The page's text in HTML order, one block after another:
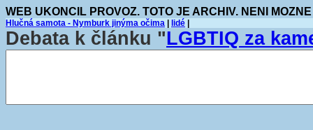
WEB UKONCIL PROVOZ. TOTO JE ARCHIV. NENI
Hlučná samota - Nymburk jinýma očima lidé
Debata k článku "LGBTIQ za